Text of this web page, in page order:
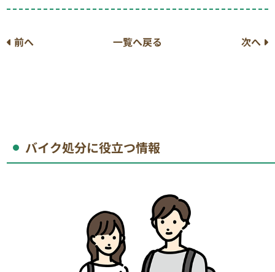
前へ 一覧へ戻る 次へ
バイク処分に役立つ情報